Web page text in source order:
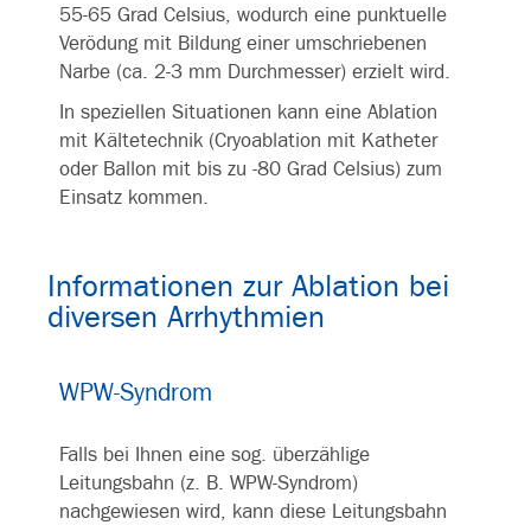
55-65 Grad Celsius, wodurch eine punktuelle
Verödung mit Bildung einer umschriebenen
Narbe (ca. 2-3 mm Durchmesser) erzielt wird.
In speziellen Situationen kann eine Ablation
mit Kältetechnik (Cryoablation mit Katheter
oder Ballon mit bis zu -80 Grad Celsius) zum
Einsatz kommen.
Informationen zur Ablation bei
diversen Arrhythmien
WPW-Syndrom
Falls bei Ihnen eine sog. überzählige
Leitungsbahn (z. B. WPW-Syndrom)
nachgewiesen wird, kann diese Leitungsbahn